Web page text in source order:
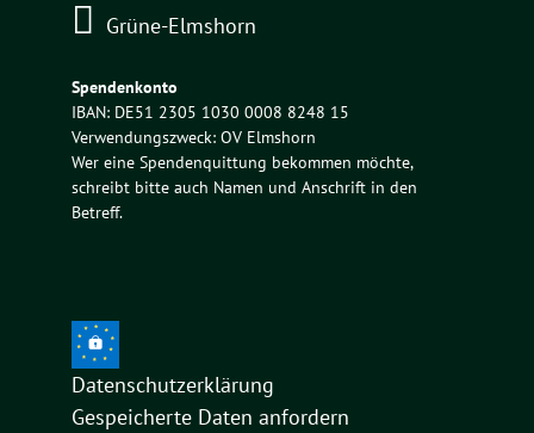
Grüne-Elmshorn
Spendenkonto
IBAN: DE51 2305 1030 0008 8248 15
Verwendungszweck: OV Elmshorn
Wer eine Spendenquittung bekommen möchte,
schreibt bitte auch Namen und Anschrift in den
Betreff.
Datenschutzerklärung
Gespeicherte Daten anfordern